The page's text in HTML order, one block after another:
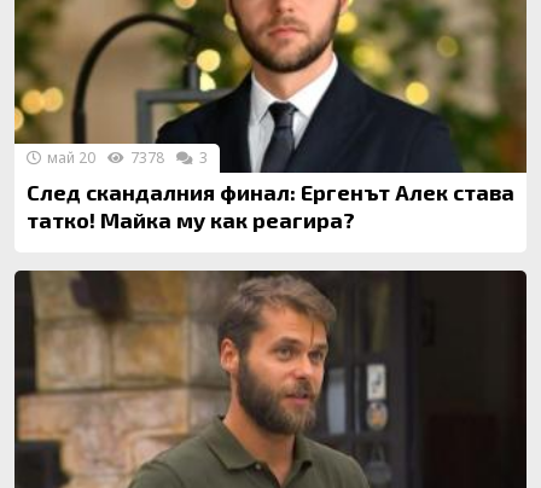
След скандалния финал: Ергенът Алек става
татко! Майка му как реагира?
май 20 7378 3